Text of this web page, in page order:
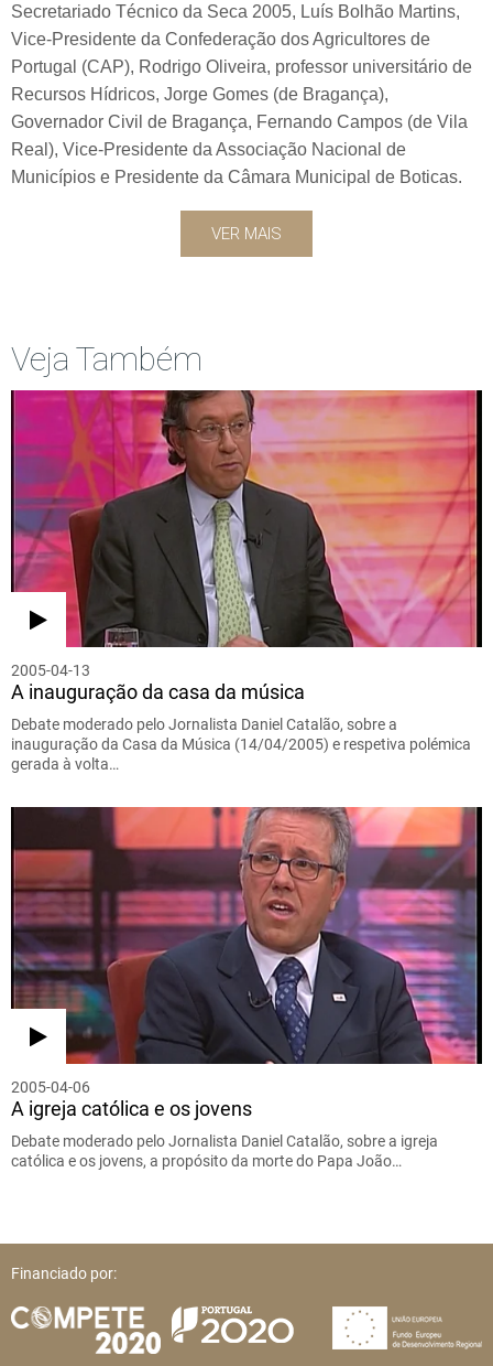
Secretariado Técnico da Seca 2005, Luís Bolhão Martins,
Vice-Presidente da Confederação dos Agricultores de
Portugal (CAP), Rodrigo Oliveira, professor universitário de
Recursos Hídricos, Jorge Gomes (de Bragança),
Governador Civil de Bragança, Fernando Campos (de Vila
Real), Vice-Presidente da Associação Nacional de
Municípios e Presidente da Câmara Municipal de Boticas.
VER MAIS
Veja Também
2005-04-13
A inauguração da casa da música
Debate moderado pelo Jornalista Daniel Catalão, sobre a
inauguração da Casa da Música (14/04/2005) e respetiva polémica
gerada à volta…
2005-04-06
A igreja católica e os jovens
Debate moderado pelo Jornalista Daniel Catalão, sobre a igreja
católica e os jovens, a propósito da morte do Papa João…
Financiado por: